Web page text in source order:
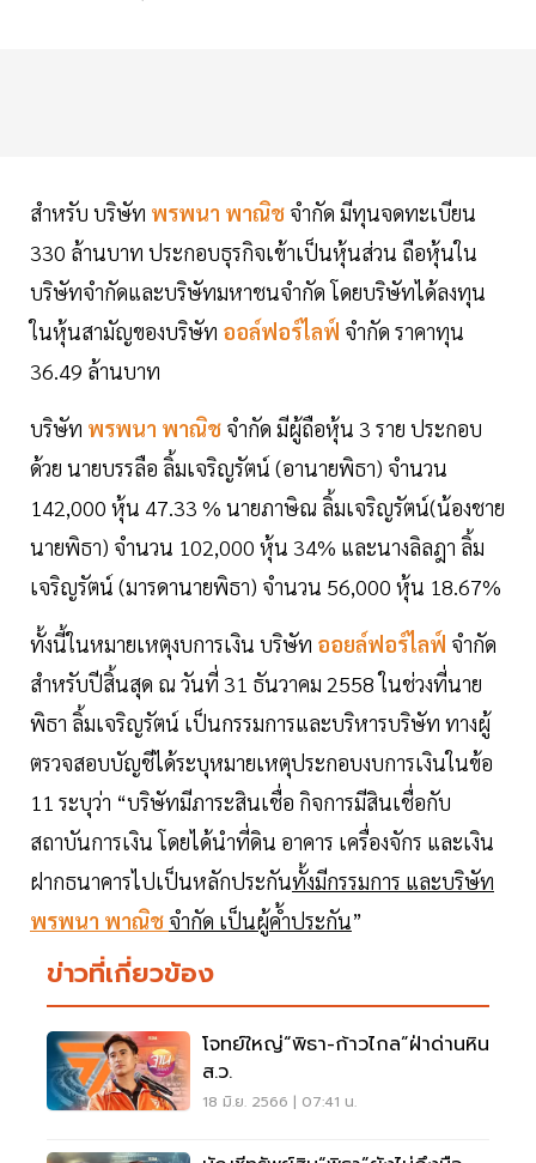
สำหรับ บริษัท พรพนา พาณิช จำกัด มีทุนจดทะเบียน
330 ล้านบาท ประกอบธุรกิจเข้าเป็นหุ้นส่วน ถือหุ้นใน
บริษัทจำกัดและบริษัทมหาชนจำกัด โดยบริษัทได้ลงทุน
ในหุ้นสามัญของบริษัท ออล์ฟอร์ไลฟ์ จำกัด ราคาทุน
36.49 ล้านบาท
บริษัท พรพนา พาณิช จำกัด มีผู้ถือหุ้น 3 ราย ประกอบ
ด้วย นายบรรลือ ลิ้มเจริญรัตน์ (อานายพิธา) จำนวน
142,000 หุ้น 47.33 % นายภาษิณ ลิ้มเจริญรัตน์(น้องชาย
นายพิธา) จำนวน 102,000 หุ้น 34% และนางลิลฎา ลิ้ม
เจริญรัตน์ (มารดานายพิธา) จำนวน 56,000 หุ้น 18.67%
ทั้งนี้ในหมายเหตุงบการเงิน บริษัท ออยล์ฟอร์ไลฟ์ จำกัด
สำหรับปีสิ้นสุด ณ วันที่ 31 ธันวาคม 2558 ในช่วงที่นาย
พิธา ลิ้มเจริญรัตน์ เป็นกรรมการและบริหารบริษัท ทางผู้
ตรวจสอบบัญชีได้ระบุหมายเหตุประกอบงบการเงินในข้อ
11 ระบุว่า “บริษัทมีภาระสินเชื่อ กิจการมีสินเชื่อกับ
สถาบันการเงิน โดยได้นำที่ดิน อาคาร เครื่องจักร และเงิน
ฝากธนาคารไปเป็นหลักประกันทั้งมีกรรมการ และบริษัท
พรพนา พาณิช จำกัด เป็นผู้ค้ำประกัน”
ข่าวที่เกี่ยวข้อง
โจทย์ใหญ่“พิธา-ก้าวไกล”ฝ่าด่านหิน
ส.ว.
18 มิ.ย. 2566 | 07:41 น.